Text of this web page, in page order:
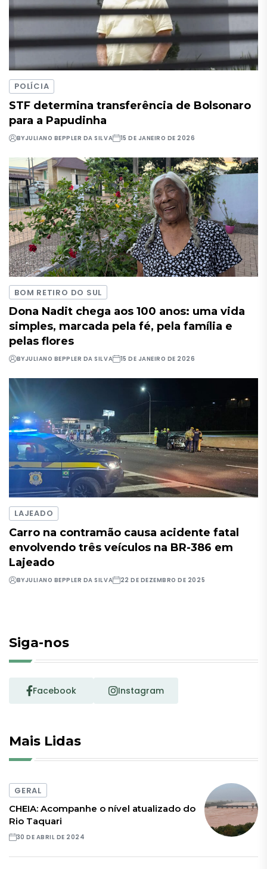
POLÍCIA
STF determina transferência de Bolsonaro
para a Papudinha
BYJULIANO BEPPLER DA SILVA 15 DE JANEIRO DE 2026
BOM RETIRO DO SUL
Dona Nadit chega aos 100 anos: uma vida
simples, marcada pela fé, pela família e
pelas flores
BYJULIANO BEPPLER DA SILVA 15 DE JANEIRO DE 2026
LAJEADO
Carro na contramão causa acidente fatal
envolvendo três veículos na BR-386 em
Lajeado
BYJULIANO BEPPLER DA SILVA 22 DE DEZEMBRO DE 2025
Siga-nos
Facebook Instagram
Mais Lidas
GERAL
CHEIA: Acompanhe o nível atualizado do
Rio Taquari
30 DE ABRIL DE 2024